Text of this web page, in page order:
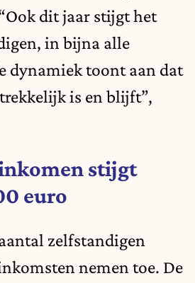
dit jaar stijgt het
in bijna alle
dynamiek toont aan dat
is en blijft”,
stijgt
euro
zelfstandigen
nemen toe. De